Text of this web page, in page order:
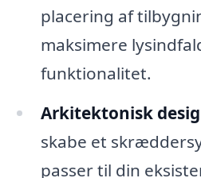
placering af
maksimere
funktionalitet.
Arkitektonisk
skabe et
passer til din